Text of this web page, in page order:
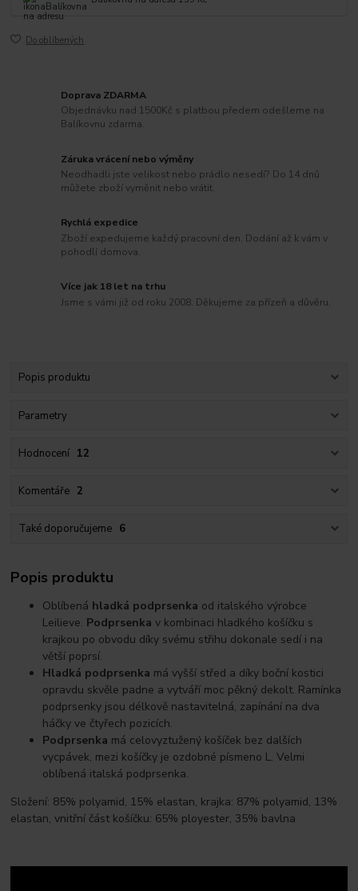
Do oblíbených
Doprava ZDARMA
Objednávku nad 1500Kč s platbou předem odešleme na
Balíkovnu zdarma.
Záruka vrácení nebo výměny
Neodhadli jste velikost nebo prádlo nesedí? Do 14 dnů
můžete zboží vyměnit nebo vrátit.
Rychlá expedice
Zboží expedujeme každý pracovní den. Dodání až k vám v
pohodlí domova.
Více jak 18 let na trhu
Jsme s vámi již od roku 2008. Děkujeme za přízeň a důvěru.
Popis produktu
Parametry
Hodnocení 12
Komentáře 2
Také doporučujeme 6
Popis produktu
Oblíbená hladká podprsenka od italského výrobce
Leilieve. Podprsenka v kombinaci hladkého košíčku s
krajkou po obvodu díky svému střihu dokonale sedí i na
větší poprsí.
Hladká podprsenka má vyšší střed a díky boční kostici
opravdu skvěle padne a vytváří moc pěkný dekolt. Ramínka
podprsenky jsou délkově nastavitelná, zapínání na dva
háčky ve čtyřech pozicích.
Podprsenka má celovyztužený košíček bez dalších
vycpávek, mezi košíčky je ozdobné písmeno L. Velmi
oblíbená italská podprsenka.
Složení: 85% polyamid, 15% elastan, krajka: 87% polyamid, 13%
elastan, vnitřní část košíčku: 65% ployester, 35% bavlna